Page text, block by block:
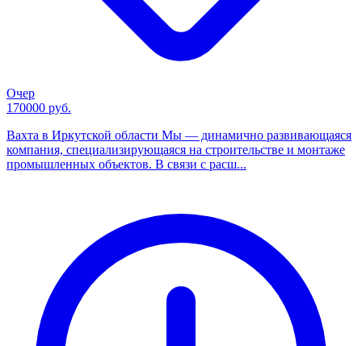
Очер
170000 руб.
Вахта в Иркутской области Мы — динамично развивающаяся
компания, специализирующаяся на строительстве и монтаже
промышленных объектов. В связи с расш...